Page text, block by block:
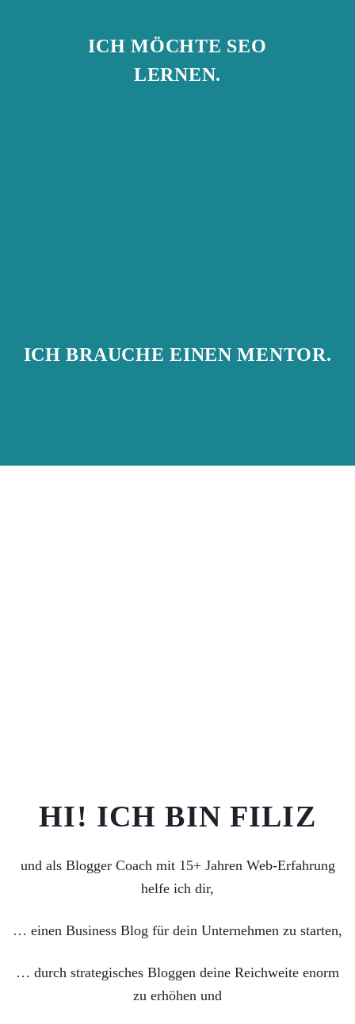
ICH MÖCHTE SEO
LERNEN.
ICH BRAUCHE EINEN MENTOR.
HI! ICH BIN FILIZ
und als Blogger Coach mit 15+ Jahren Web-Erfahrung
helfe ich dir,
… einen Business Blog für dein Unternehmen zu starten,
… durch strategisches Bloggen deine Reichweite enorm
zu erhöhen und